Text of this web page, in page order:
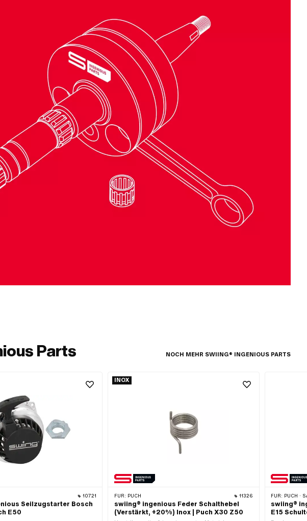
Parts NOCH MEHR SWIING® INGENIOUS PARTS
10721
Seilzugstarter Bosch
E50
INOX
FÜR: PUCH 11326
swiing® ingenious Feder Schalthebel
(Verstärkt, +20%) Inox | Puch X30 Z50
FÜR: PUCH ·
swiing®
E15